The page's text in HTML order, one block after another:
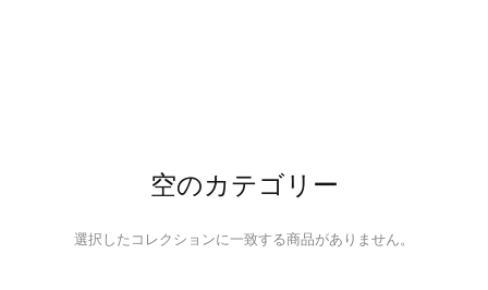
空のカテゴリー
選択したコレクションに一致する商品がありません。